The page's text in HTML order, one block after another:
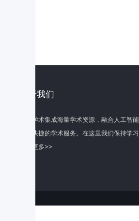
关于我们
百度学术集成海量学术资源，融合人工智
全面快捷的学术服务。在这里我们保持学
了解更多>>